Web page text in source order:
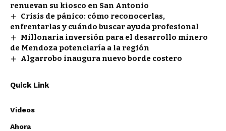
renuevan su kiosco en San Antonio
Crisis de pánico: cómo reconocerlas,
enfrentarlas y cuándo buscar ayuda profesional
Millonaria inversión para el desarrollo minero
de Mendoza potenciaría a la región
Algarrobo inaugura nuevo borde costero
Quick Link
Videos
Ahora